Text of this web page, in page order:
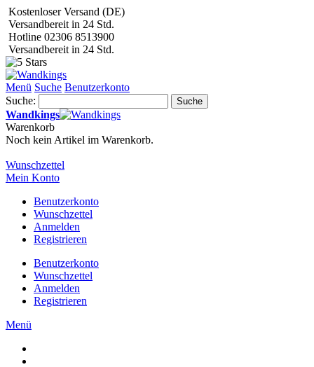
Kostenloser Versand (DE)
Versandbereit in 24 Std.
Hotline 02306 8513900
Versandbereit in 24 Std.
Menü Suche Benutzerkonto
Suche:
Suche
Wandkings
Warenkorb
Noch kein Artikel im Warenkorb.
Wunschzettel
Mein Konto
Benutzerkonto
Wunschzettel
Anmelden
Registrieren
Benutzerkonto
Wunschzettel
Anmelden
Registrieren
Menü